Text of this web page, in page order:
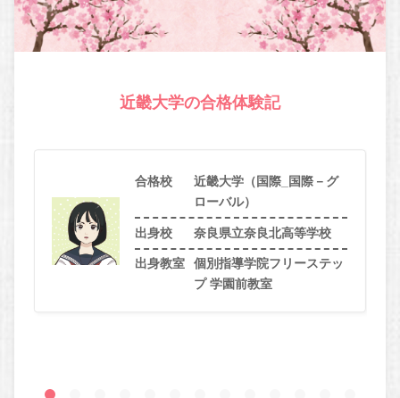
近畿大学の合格体験記
合格校
近畿大学（国際_国際－グ
ローバル）
出身校 奈良県立奈良北高等学校
出身教室
個別指導学院フリーステッ
プ 学園前教室